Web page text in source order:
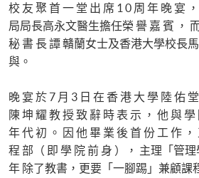
校 友 聚 首 一 堂 出 席 1 0 周 年 晚 宴
局局長高永文醫生擔任榮 譽 嘉 賓 ，
秘 書 長 譚 贛蘭女士及香港大學校長
與。
晚 宴 於 7 月 3 日 在 香 港 大 學 陸 佑
陳 坤 耀 教 授 致 辭 時 表 示 ， 他 與
年 代 初 。 因 他 畢 業 後 首 份 工 作
程 部（ 即 學 院 前 身 ）， 主理「管
年 除了教書，更要「一腳踢」兼顧課